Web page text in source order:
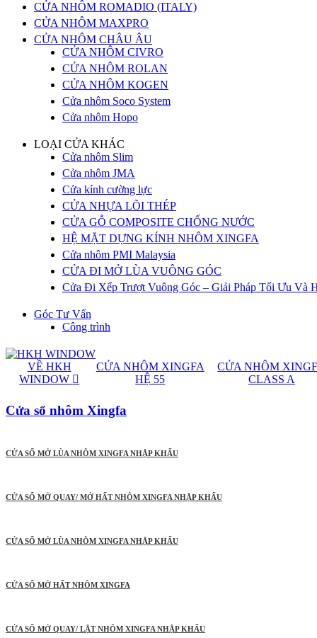
CỬA NHÔM ROMADIO (ITALY)
CỬA NHÔM MAXPRO
CỬA NHÔM CHÂU ÂU
CỬA NHÔM CIVRO
CỬA NHÔM ROLAN
CỬA NHÔM KOGEN
Cửa nhôm Soco System
Cửa nhôm Hopo
LOẠI CỬA KHÁC
Cửa nhôm Slim
Cửa nhôm JMA
Cửa kính cường lực
CỬA NHỰA LÕI THÉP
CỬA GỖ COMPOSITE CHỐNG NƯỚC
HỆ MẶT DỰNG KÍNH NHÔM XINGFA
Cửa nhôm PMI Malaysia
CỬA ĐI MỞ LÙA VUÔNG GÓC
Cửa Đi Xếp Trượt Vuông Góc – Giải Pháp Tối Ưu Và
Góc Tư Vấn
Công trình
VỀ HKH
WINDOW
CỬA NHÔM XINGFA
HỆ 55
CỬA NHÔM
CLASS A
Cửa sổ nhôm Xingfa
CỬA SỔ MỞ LÙA NHÔM XINGFA NHẬP KHẨU
CỬA SỔ MỞ QUAY/ MỞ HẤT NHÔM XINGFA NHẬP KHẨU
CỬA SỔ MỞ LÙA NHÔM XINGFA NHẬP KHẨU
CỬA SỔ MỞ HẤT NHÔM XINGFA
CỬA SỔ MỞ QUAY/ LẬT NHÔM XINGFA NHẬP KHẨU